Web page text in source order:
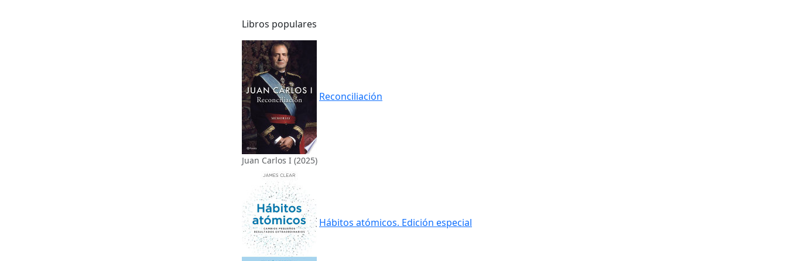
Libros populares
Reconciliación
Juan Carlos I (2025)
Hábitos atómicos. Edición especial